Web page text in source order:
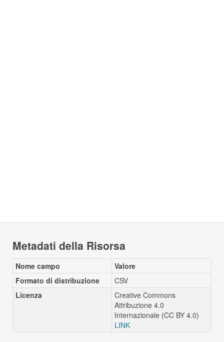
Metadati della Risorsa
Nome campo
Valore
Formato di distribuzione
CSV
Licenza
Creative Commons
Attribuzione 4.0
Internazionale (CC BY 4.0)
LINK